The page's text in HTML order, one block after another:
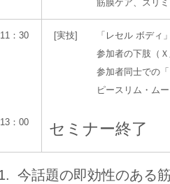
筋膜ケア、スリ
11：30 [実技]
「レセル ボディ
参加者の下肢（
参加者同士での
ピースリム・ム
13：00 セミナー終了
今話題の即効性のある